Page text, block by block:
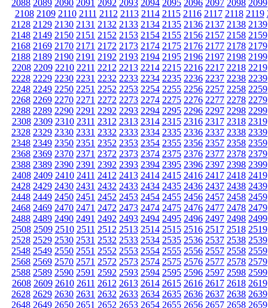
2088 2089 2090 2091 2092 2093 2094 2095 2096 2097 2098 2099
2108 2109 2110 2111 2112 2113 2114 2115 2116 2117 2118 2119
2128 2129 2130 2131 2132 2133 2134 2135 2136 2137 2138 2139
2148 2149 2150 2151 2152 2153 2154 2155 2156 2157 2158 2159
2168 2169 2170 2171 2172 2173 2174 2175 2176 2177 2178 2179
2188 2189 2190 2191 2192 2193 2194 2195 2196 2197 2198 2199
2208 2209 2210 2211 2212 2213 2214 2215 2216 2217 2218 2219
2228 2229 2230 2231 2232 2233 2234 2235 2236 2237 2238 2239
2248 2249 2250 2251 2252 2253 2254 2255 2256 2257 2258 2259
2268 2269 2270 2271 2272 2273 2274 2275 2276 2277 2278 2279
2288 2289 2290 2291 2292 2293 2294 2295 2296 2297 2298 2299
2308 2309 2310 2311 2312 2313 2314 2315 2316 2317 2318 2319
2328 2329 2330 2331 2332 2333 2334 2335 2336 2337 2338 2339
2348 2349 2350 2351 2352 2353 2354 2355 2356 2357 2358 2359
2368 2369 2370 2371 2372 2373 2374 2375 2376 2377 2378 2379
2388 2389 2390 2391 2392 2393 2394 2395 2396 2397 2398 2399
2408 2409 2410 2411 2412 2413 2414 2415 2416 2417 2418 2419
2428 2429 2430 2431 2432 2433 2434 2435 2436 2437 2438 2439
2448 2449 2450 2451 2452 2453 2454 2455 2456 2457 2458 2459
2468 2469 2470 2471 2472 2473 2474 2475 2476 2477 2478 2479
2488 2489 2490 2491 2492 2493 2494 2495 2496 2497 2498 2499
2508 2509 2510 2511 2512 2513 2514 2515 2516 2517 2518 2519
2528 2529 2530 2531 2532 2533 2534 2535 2536 2537 2538 2539
2548 2549 2550 2551 2552 2553 2554 2555 2556 2557 2558 2559
2568 2569 2570 2571 2572 2573 2574 2575 2576 2577 2578 2579
2588 2589 2590 2591 2592 2593 2594 2595 2596 2597 2598 2599
2608 2609 2610 2611 2612 2613 2614 2615 2616 2617 2618 2619
2628 2629 2630 2631 2632 2633 2634 2635 2636 2637 2638 2639
2648 2649 2650 2651 2652 2653 2654 2655 2656 2657 2658 2659